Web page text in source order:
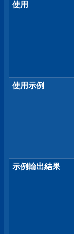
使用
使用示例
示例輸出結果